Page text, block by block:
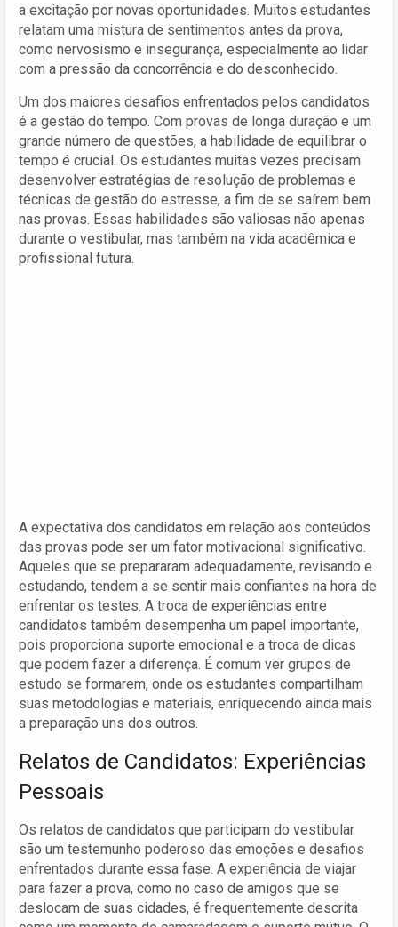
a excitação por novas oportunidades. Muitos estudantes
relatam uma mistura de sentimentos antes da prova,
como nervosismo e insegurança, especialmente ao lidar
com a pressão da concorrência e do desconhecido.
Um dos maiores desafios enfrentados pelos candidatos
é a gestão do tempo. Com provas de longa duração e um
grande número de questões, a habilidade de equilibrar o
tempo é crucial. Os estudantes muitas vezes precisam
desenvolver estratégias de resolução de problemas e
técnicas de gestão do estresse, a fim de se saírem bem
nas provas. Essas habilidades são valiosas não apenas
durante o vestibular, mas também na vida acadêmica e
profissional futura.
A expectativa dos candidatos em relação aos conteúdos
das provas pode ser um fator motivacional significativo.
Aqueles que se prepararam adequadamente, revisando e
estudando, tendem a se sentir mais confiantes na hora de
enfrentar os testes. A troca de experiências entre
candidatos também desempenha um papel importante,
pois proporciona suporte emocional e a troca de dicas
que podem fazer a diferença. É comum ver grupos de
estudo se formarem, onde os estudantes compartilham
suas metodologias e materiais, enriquecendo ainda mais
a preparação uns dos outros.
Relatos de Candidatos: Experiências
Pessoais
Os relatos de candidatos que participam do vestibular
são um testemunho poderoso das emoções e desafios
enfrentados durante essa fase. A experiência de viajar
para fazer a prova, como no caso de amigos que se
deslocam de suas cidades, é frequentemente descrita